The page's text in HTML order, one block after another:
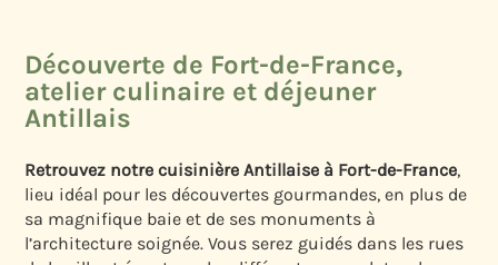
Découverte de Fort-de-France,
atelier culinaire et déjeuner
Antillais
Retrouvez notre cuisinière Antillaise à Fort-de-France,
lieu idéal pour les découvertes gourmandes, en plus de
sa magnifique baie et de ses monuments à
l’architecture soignée. Vous serez guidés dans les rues